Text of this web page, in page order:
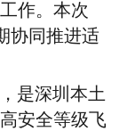
作。本次
协同推进适
是深圳本土
安全等级飞